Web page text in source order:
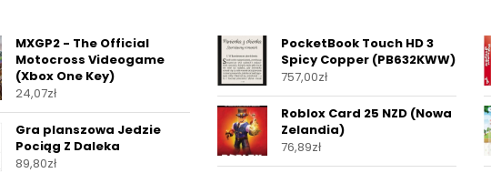
MXGP2 - The Official
Motocross Videogame
(Xbox One Key)
24,07zł
Gra planszowa Jedzie
Pociąg Z Daleka
89,80zł
PocketBook Touch HD 3
Spicy Copper (PB632KWW)
757,00zł
Roblox Card 25 NZD (Nowa
Zelandia)
76,89zł